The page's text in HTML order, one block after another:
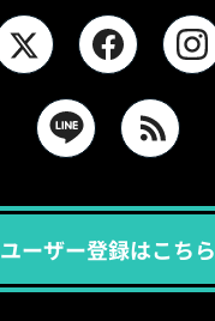
ユーザー登録はこちら